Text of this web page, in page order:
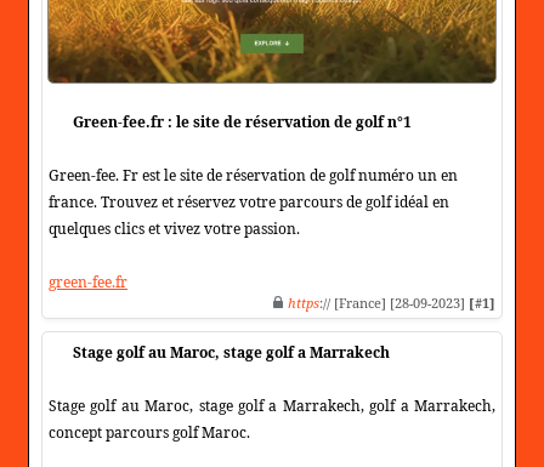
Green-fee.fr : le site de réservation de golf n°1
Green-fee. Fr est le site de réservation de golf numéro un en
france. Trouvez et réservez votre parcours de golf idéal en
quelques clics et vivez votre passion.
green-fee.fr
https:// [France] [28-09-2023] [#1]
Stage golf au Maroc, stage golf a Marrakech
Stage golf au Maroc, stage golf a Marrakech, golf a Marrakech,
concept parcours golf Maroc.